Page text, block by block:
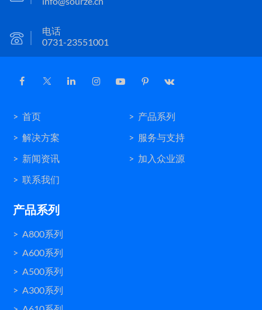
电话
0731-23551001
首页
产品系列
解决方案
服务与支持
新闻资讯
加入众业源
联系我们
产品系列
A800系列
A600系列
A500系列
A300系列